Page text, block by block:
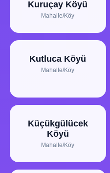
Kuruçay Köyü
Mahalle/Köy
Kutluca Köyü
Mahalle/Köy
Küçükgülücek
Köyü
Mahalle/Köy